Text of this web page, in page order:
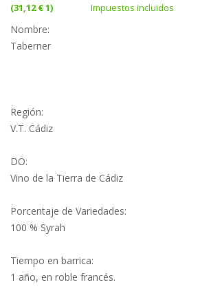
(31,12 € 1) Impuestos incluidos
Nombre:
Taberner
Región:
V.T. Cádiz
DO:
Vino de la Tierra de Cádiz
Porcentaje de Variedades:
100 % Syrah
Tiempo en barrica:
1 año, en roble francés.